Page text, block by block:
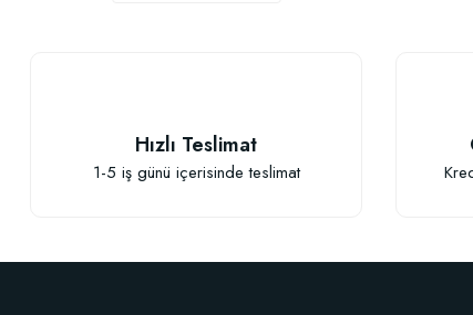
Hızlı Teslimat
1-5 iş günü içerisinde teslimat